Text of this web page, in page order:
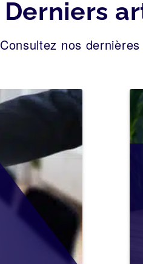
Derniers
Consultez nos